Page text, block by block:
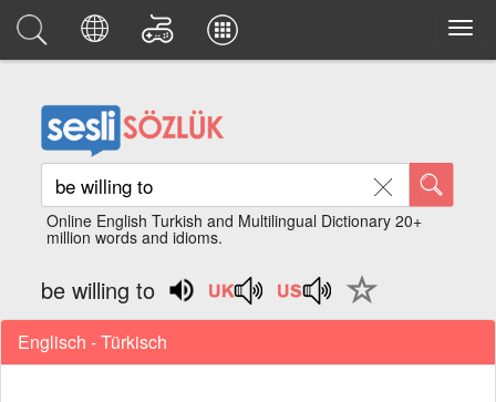
Online English Turkish and Multilingual Dictionary 20+
million words and idioms.
be willing to
Englisch - Türkisch